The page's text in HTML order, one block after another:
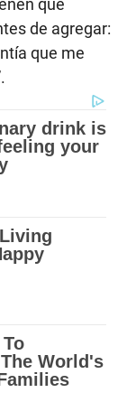
que
de agregar:
que me